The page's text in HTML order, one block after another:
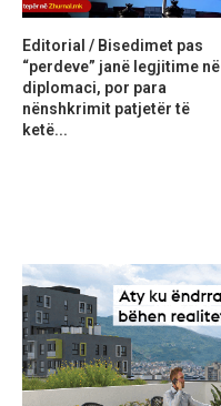
Editorial / Bisedimet pas
“perdeve” janë legjitime në
diplomaci, por para
nënshkrimit patjetër të
ketë...